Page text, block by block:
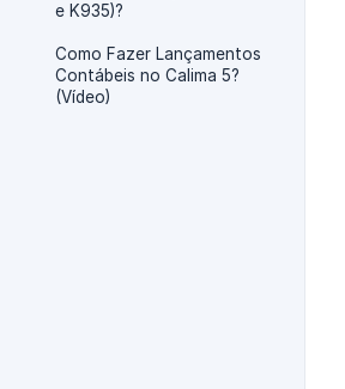
e K935)?
Como Fazer Lançamentos
Contábeis no Calima 5?
(Vídeo)